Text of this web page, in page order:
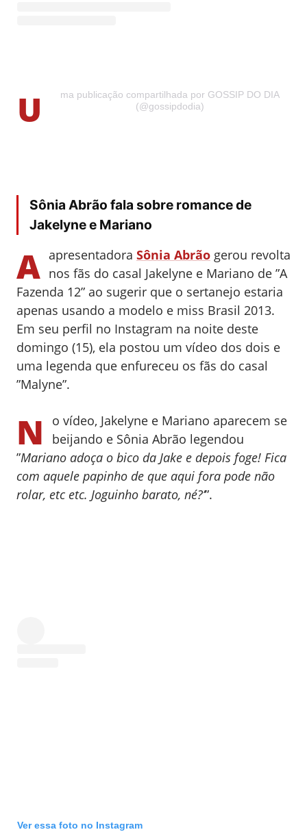
U
ma publicação compartilhada por GOSSIP DO DIA
(@gossipdodia)
Sônia Abrão fala sobre romance de
Jakelyne e Mariano
A apresentadora Sônia Abrão gerou revolta
nos fãs do casal Jakelyne e Mariano de ”A
Fazenda 12” ao sugerir que o sertanejo estaria
apenas usando a modelo e miss Brasil 2013.
Em seu perfil no Instagram na noite deste
domingo (15), ela postou um vídeo dos dois e
uma legenda que enfureceu os fãs do casal
”Malyne”.
N
o vídeo, Jakelyne e Mariano aparecem se
beijando e Sônia Abrão legendou
”Mariano adoça o bico da Jake e depois foge! Fica
com aquele papinho de que aqui fora pode não
rolar, etc etc. Joguinho barato, né?’”.
Ver essa foto no Instagram